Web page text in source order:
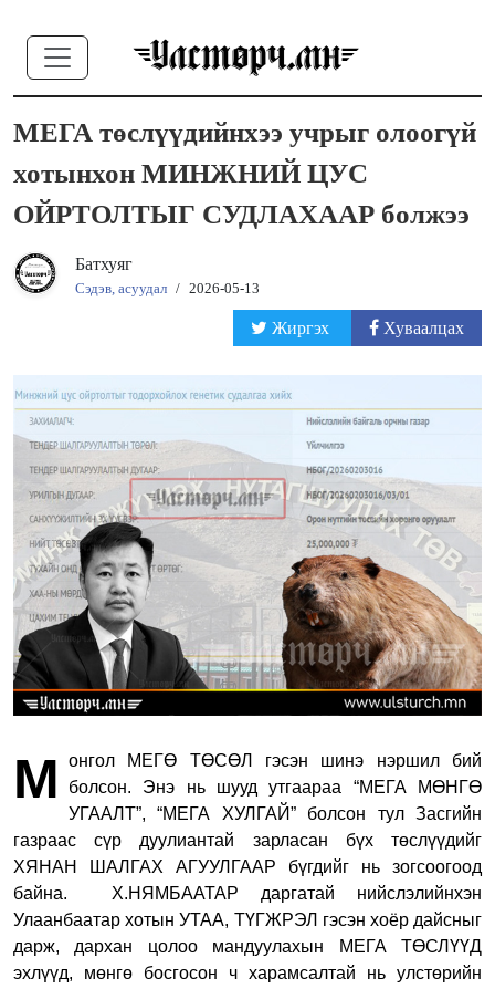
МЕГА төслүүдийнхээ учрыг олоогүй
хотынхон МИНЖНИЙ ЦУС
ОЙРТОЛТЫГ СУДЛАХААР болжээ
Батхуяг
Сэдэв, асуудал / 2026-05-13
Жиргэх Хуваалцах
М
онгол МЕГӨ ТӨСӨЛ гэсэн шинэ нэршил бий
болсон. Энэ нь шууд утгаараа “МЕГА МӨНГӨ
УГААЛТ”, “МЕГА ХУЛГАЙ” болсон тул Засгийн
газраас сүр дуулиантай зарласан бүх төслүүдийг
ХЯНАН ШАЛГАХ АГУУЛГААР бүгдийг нь зогсоогоод
байна. Х.НЯМБААТАР даргатай нийслэлийнхэн
Улаанбаатар хотын УТАА, ТҮГЖРЭЛ гэсэн хоёр дайсныг
дарж, дархан цолоо мандуулахын МЕГА ТӨСЛҮҮД
эхлүүд, мөнгө босгосон ч харамсалтай нь улстөрийн